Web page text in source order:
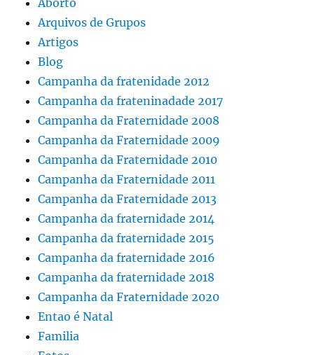
Aborto
Arquivos de Grupos
Artigos
Blog
Campanha da fratenidade 2012
Campanha da frateninadade 2017
Campanha da Fraternidade 2008
Campanha da Fraternidade 2009
Campanha da Fraternidade 2010
Campanha da Fraternidade 2011
Campanha da Fraternidade 2013
Campanha da fraternidade 2014
Campanha da fraternidade 2015
Campanha da fraternidade 2016
Campanha da fraternidade 2018
Campanha da Fraternidade 2020
Entao é Natal
Familia